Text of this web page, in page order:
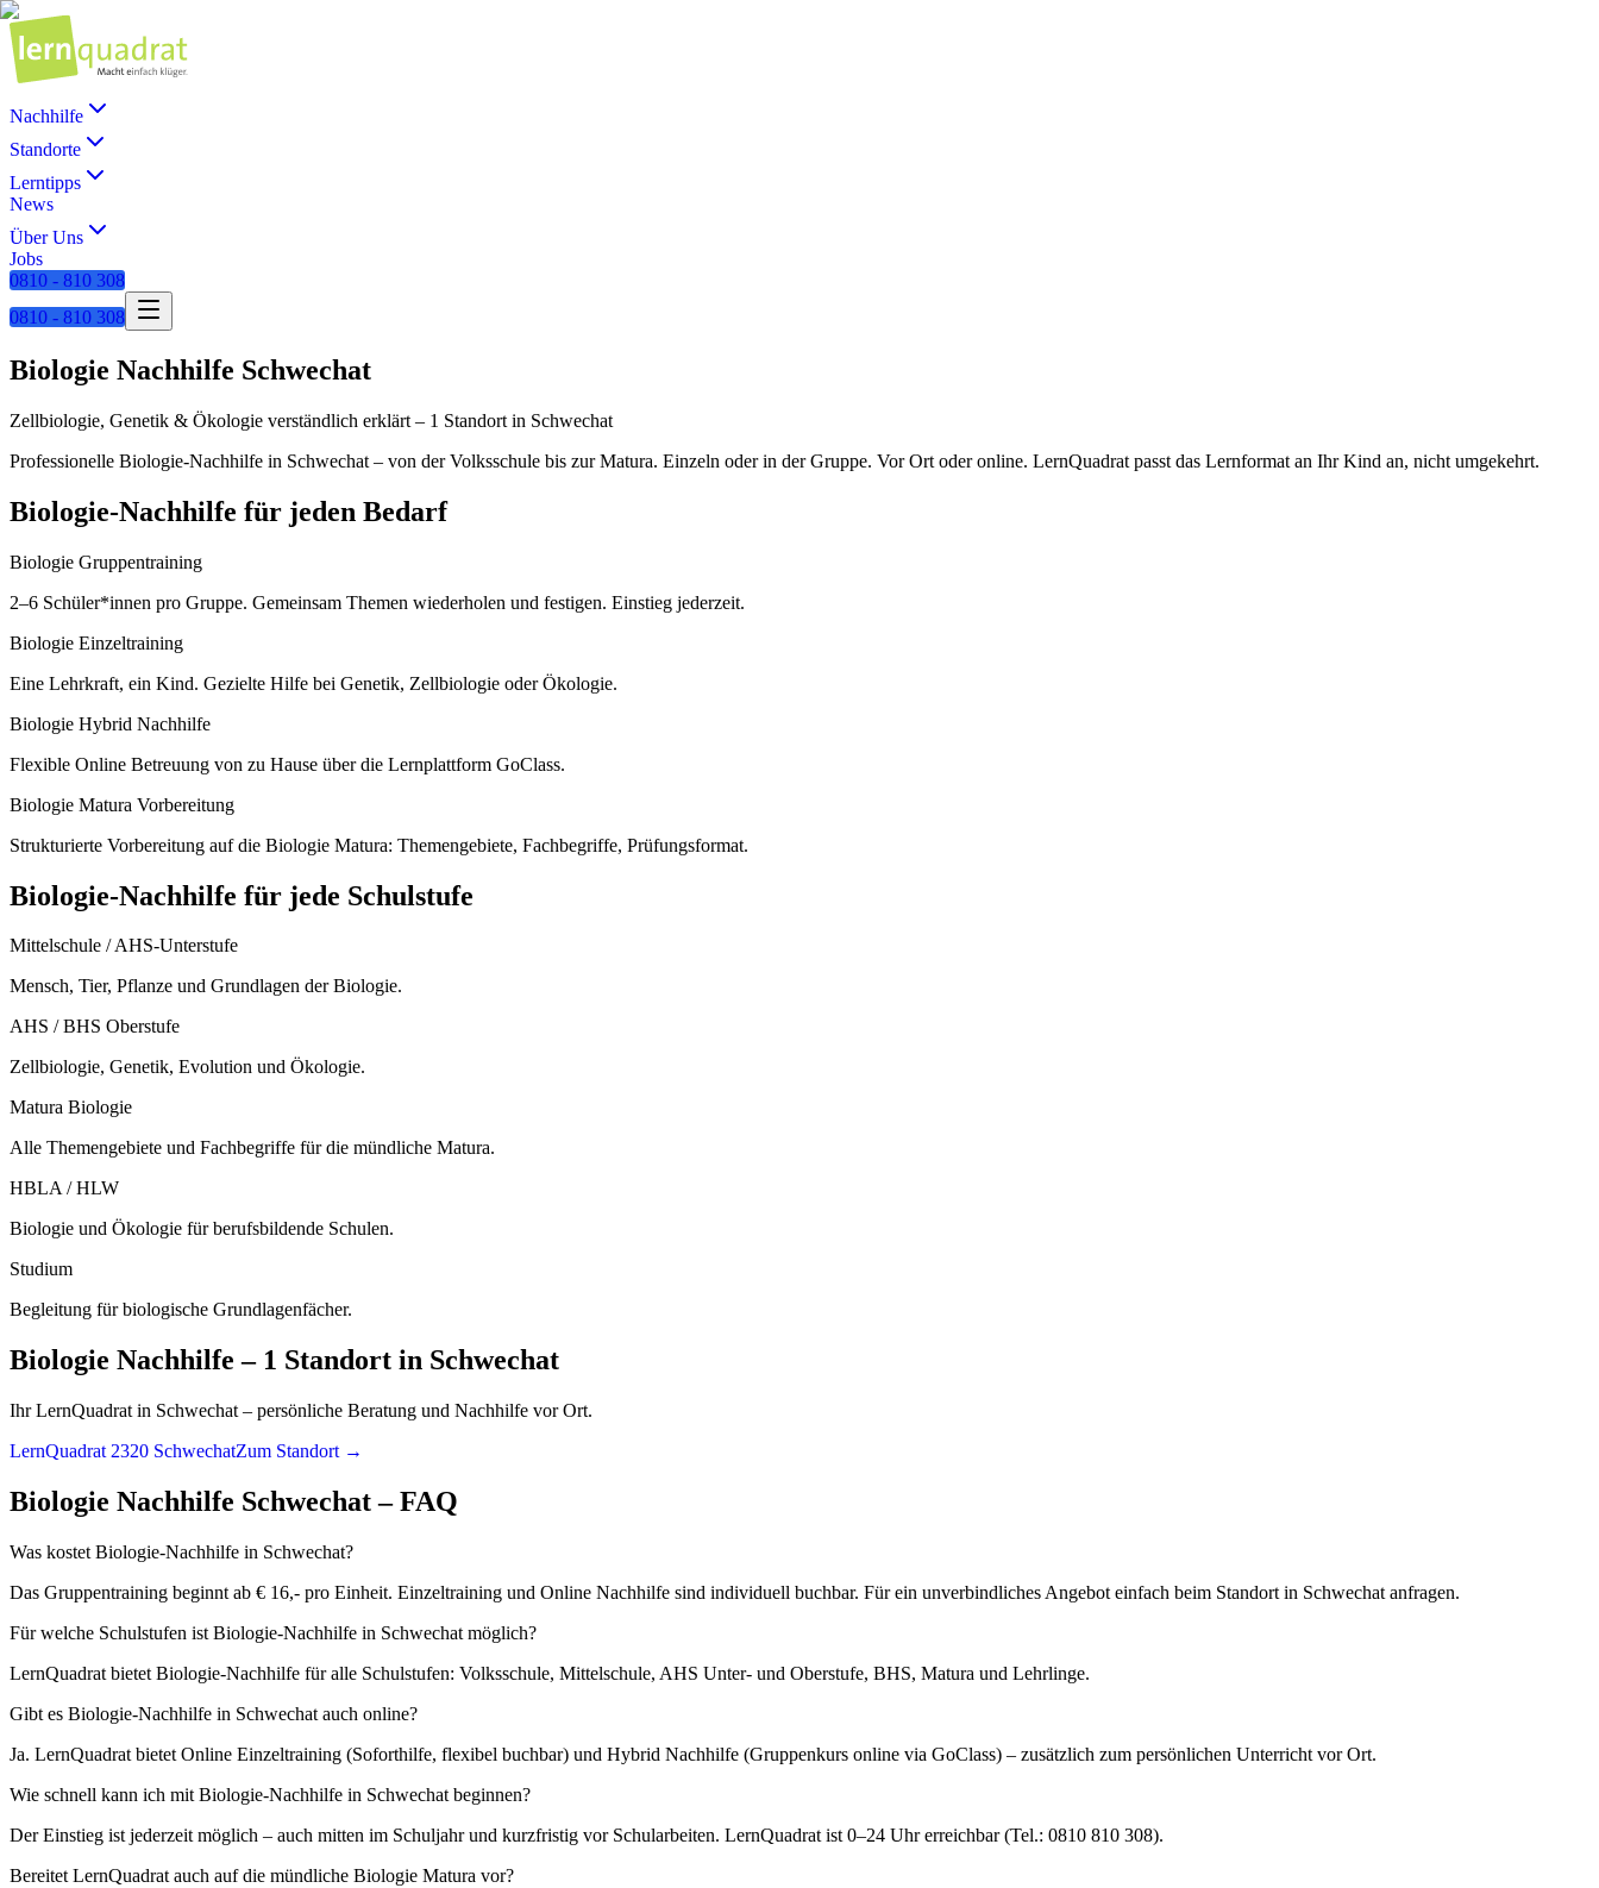
Nachhilfe
Standorte
Lerntipps
News
Über Uns
Jobs
0810 - 810 308
0810 - 810 308
Biologie Nachhilfe Schwechat
Zellbiologie, Genetik & Ökologie verständlich erklärt – 1 Standort in Schwechat
Professionelle Biologie-Nachhilfe in Schwechat – von der Volksschule bis zur Matura. Einzeln oder in der Gruppe. Vor Ort oder online. LernQuadrat passt das Lernformat an Ihr Kind an, nicht umgekehrt.
Biologie-Nachhilfe für jeden Bedarf
Biologie Gruppentraining
2–6 Schüler*innen pro Gruppe. Gemeinsam Themen wiederholen und festigen. Einstieg jederzeit.
Biologie Einzeltraining
Eine Lehrkraft, ein Kind. Gezielte Hilfe bei Genetik, Zellbiologie oder Ökologie.
Biologie Hybrid Nachhilfe
Flexible Online Betreuung von zu Hause über die Lernplattform GoClass.
Biologie Matura Vorbereitung
Strukturierte Vorbereitung auf die Biologie Matura: Themengebiete, Fachbegriffe, Prüfungsformat.
Biologie-Nachhilfe für jede Schulstufe
Mittelschule / AHS-Unterstufe
Mensch, Tier, Pflanze und Grundlagen der Biologie.
AHS / BHS Oberstufe
Zellbiologie, Genetik, Evolution und Ökologie.
Matura Biologie
Alle Themengebiete und Fachbegriffe für die mündliche Matura.
HBLA / HLW
Biologie und Ökologie für berufsbildende Schulen.
Studium
Begleitung für biologische Grundlagenfächer.
Biologie Nachhilfe – 1 Standort in Schwechat
Ihr LernQuadrat in Schwechat – persönliche Beratung und Nachhilfe vor Ort.
LernQuadrat 2320 SchwechatZum Standort →
Biologie Nachhilfe Schwechat– FAQ
Was kostet Biologie-Nachhilfe in Schwechat?
Das Gruppentraining beginnt ab € 16,- pro Einheit. Einzeltraining und Online Nachhilfe sind individuell buchbar. Für ein unverbindliches Angebot einfach beim Standort in Schwechat anfragen.
Für welche Schulstufen ist Biologie-Nachhilfe in Schwechat möglich?
LernQuadrat bietet Biologie-Nachhilfe für alle Schulstufen: Volksschule, Mittelschule, AHS Unter- und Oberstufe, BHS, Matura und Lehrlinge.
Gibt es Biologie-Nachhilfe in Schwechat auch online?
Ja. LernQuadrat bietet Online Einzeltraining (Soforthilfe, flexibel buchbar) und Hybrid Nachhilfe (Gruppenkurs online via GoClass) – zusätzlich zum persönlichen Unterricht vor Ort.
Wie schnell kann ich mit Biologie-Nachhilfe in Schwechat beginnen?
Der Einstieg ist jederzeit möglich – auch mitten im Schuljahr und kurzfristig vor Schularbeiten. LernQuadrat ist 0–24 Uhr erreichbar (Tel.: 0810 810 308).
Bereitet LernQuadrat auch auf die mündliche Biologie Matura vor?